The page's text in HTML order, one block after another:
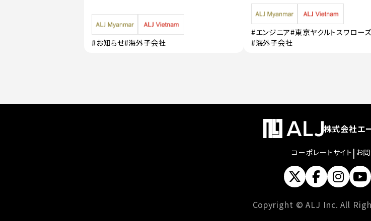
#お知らせ#海外子会社
#エンジニア#東京ヤクルトスワローズ
#海外子会社
株式会社エ
コーポレートサイト | お
Copyright © ALJ Inc. All